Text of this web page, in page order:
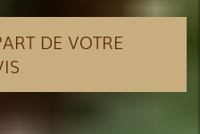
DE VOTRE